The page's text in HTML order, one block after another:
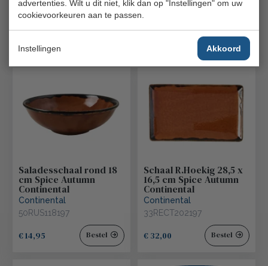
advertenties. Wilt u dit niet, klik dan op "Instellingen" om uw
cookievoorkeuren aan te passen.
Instellingen Akkoord
Continental
50RUS047197
€ 9,55
Continental
Saladesschaal rond 18
cm Spice Autumn
Continental
Continental
50RUS118197
€ 14,95 Bestel
Schaal R.Hoekig 28,5 x
16,5 cm Spice Autumn
Continental
Continental
33RECT202197
€ 32,00 Bestel